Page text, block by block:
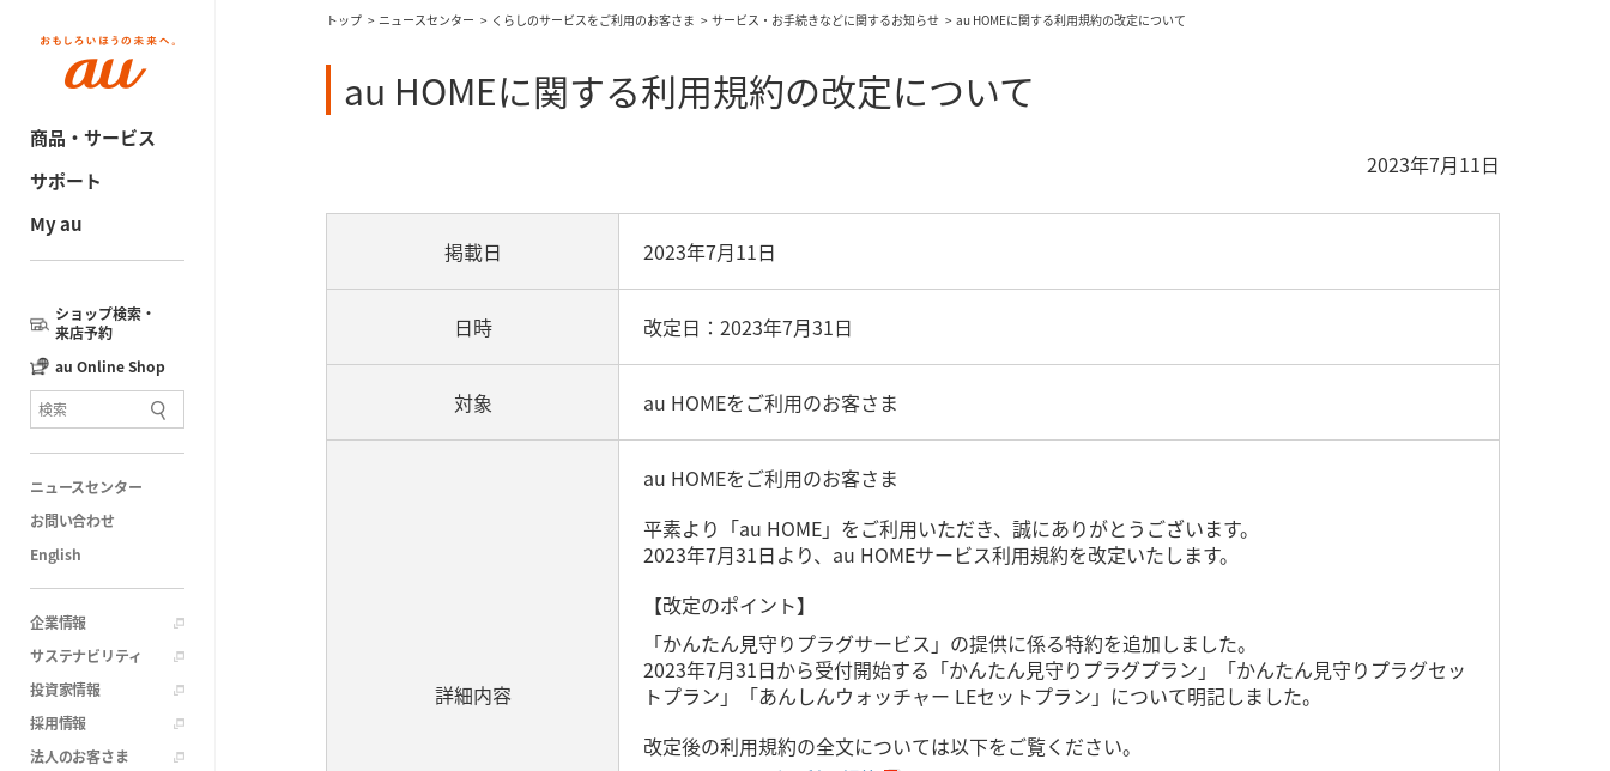
商品・サービス
サポート
My au
ショップ検索・
来店予約
au Online Shop
ニュースセンター
お問い合わせ
English
企業情報
サステナビリティ
投資家情報
採用情報
法人のお客さま
トップ ニュースセンター くらしのサービスをご利用のお客さま サービス・お手続きなどに関するお知らせ au HOMEに関する利用規約の改定について
au HOMEに関する利用規約の改定について
2023年7月11日
掲載日 2023年7月11日
日時 改定日：2023年7月31日
対象 au HOMEをご利用のお客さま
詳細内容
au HOMEをご利用のお客さま
平素より「au HOME」をご利用いただき、誠にありがとうございます。
2023年7月31日より、au HOMEサービス利用規約を改定いたします。
【改定のポイント】
「かんたん見守りプラグサービス」の提供に係る特約を追加しました。
2023年7月31日から受付開始する「かんたん見守りプラグプラン」「かんたん見守りプラグセッ
トプラン」「あんしんウォッチャー LEセットプラン」について明記しました。
改定後の利用規約の全文については以下をご覧ください。